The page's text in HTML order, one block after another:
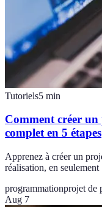
Tutoriels5 min
Comment créer
complet en 5 étapes
Apprenez à créer un
réalisation, en
programmationprojet de
Aug 7